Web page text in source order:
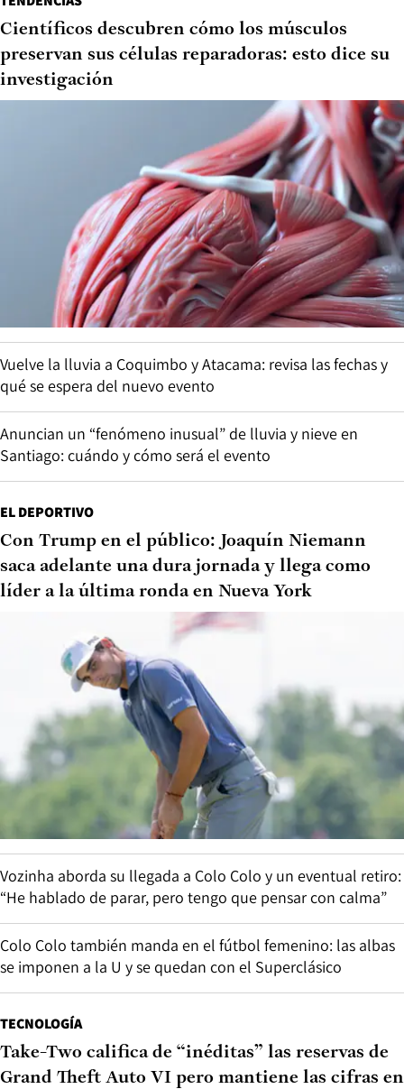
Científicos descubren cómo los músculos
preservan sus células reparadoras: esto dice su
investigación
Vuelve la lluvia a Coquimbo y Atacama: revisa las fechas y
qué se espera del nuevo evento
Anuncian un “fenómeno inusual” de lluvia y nieve en
Santiago: cuándo y cómo será el evento
EL DEPORTIVO
Con Trump en el público: Joaquín Niemann
saca adelante una dura jornada y llega como
líder a la última ronda en Nueva York
Vozinha aborda su llegada a Colo Colo y un eventual retiro:
“He hablado de parar, pero tengo que pensar con calma”
Colo Colo también manda en el fútbol femenino: las albas
se imponen a la U y se quedan con el Superclásico
TECNOLOGÍA
Take-Two califica de “inéditas” las reservas de
Grand Theft Auto VI pero mantiene las cifras en